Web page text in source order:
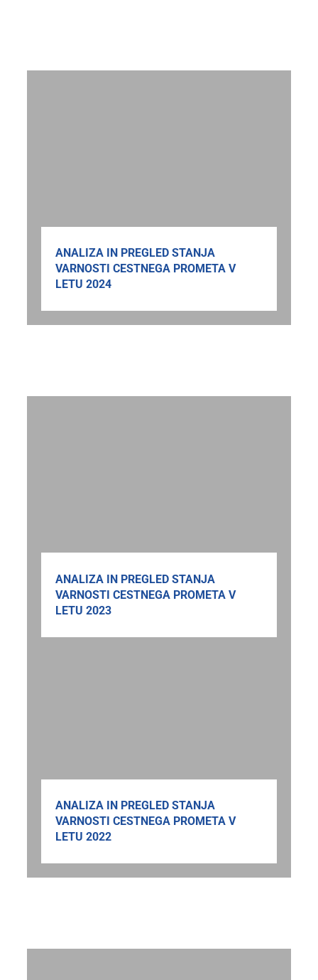
ANALIZA IN PREGLED STANJA
VARNOSTI CESTNEGA PROMETA V
LETU 2024
ANALIZA IN PREGLED STANJA
VARNOSTI CESTNEGA PROMETA V
LETU 2023
ANALIZA IN PREGLED STANJA
VARNOSTI CESTNEGA PROMETA V
LETU 2022